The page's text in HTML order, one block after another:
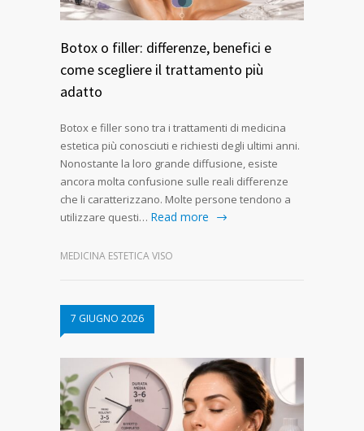
Botox o filler: differenze, benefici e
come scegliere il trattamento più
adatto
Botox e filler sono tra i trattamenti di medicina
estetica più conosciuti e richiesti degli ultimi anni.
Nonostante la loro grande diffusione, esiste
ancora molta confusione sulle reali differenze
che li caratterizzano. Molte persone tendono a
utilizzare questi… Read more
MEDICINA ESTETICA VISO
7 GIUGNO 2026